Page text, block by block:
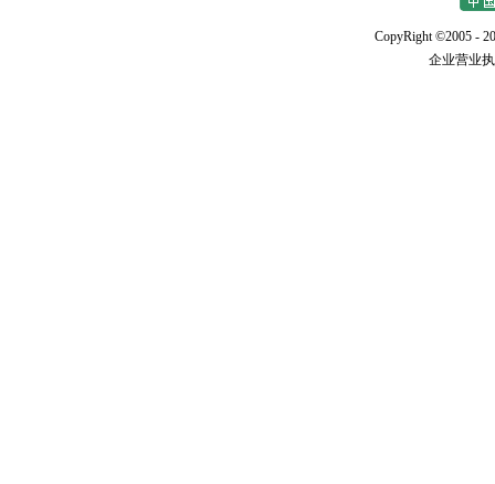
CopyRight ©2005 -
企业营业